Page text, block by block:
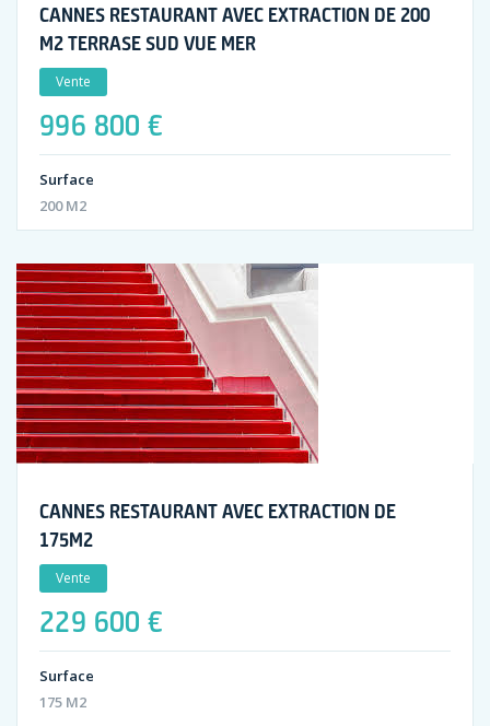
CANNES RESTAURANT AVEC EXTRACTION DE 200
M2 TERRASE SUD VUE MER
Vente
996 800 €
Surface
200 M2
CANNES RESTAURANT AVEC EXTRACTION DE
175M2
Vente
229 600 €
Surface
175 M2